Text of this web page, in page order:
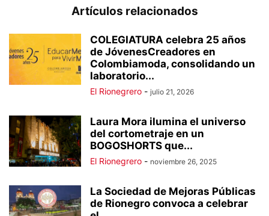
Artículos relacionados
COLEGIATURA celebra 25 años
de JóvenesCreadores en
Colombiamoda, consolidando un
laboratorio...
El Rionegrero - julio 21, 2026
Laura Mora ilumina el universo
del cortometraje en un
BOGOSHORTS que...
El Rionegrero - noviembre 26, 2025
La Sociedad de Mejoras Públicas
de Rionegro convoca a celebrar